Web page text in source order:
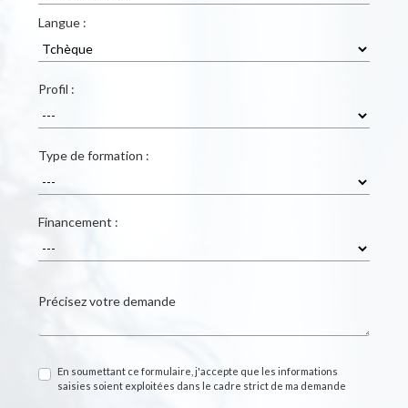
Langue :
Profil :
Type de formation :
Financement :
Précisez votre demande
En soumettant ce formulaire, j'accepte que les informations
saisies soient exploitées dans le cadre strict de ma demande